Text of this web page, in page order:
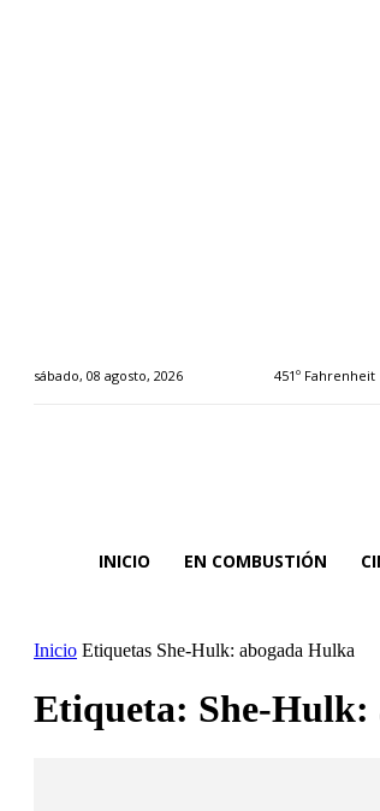
sábado, 08 agosto, 2026 451º Fahrenheit
INICIO EN COMBUSTIÓN
Inicio Etiquetas She-Hulk: abogada Hulka
Etiqueta: She-Hulk: